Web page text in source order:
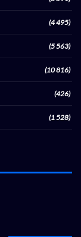
(4 495)
(5 563)
(10 816)
(426)
(1 528)